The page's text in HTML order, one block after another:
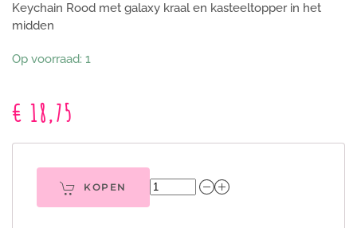
Keychain Rood met galaxy kraal en kasteeltopper in het
midden
Op voorraad: 1
€ 18,75
KOPEN